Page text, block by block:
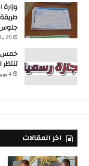
وزارة
جلوس
25 مايو، 2026
خمس
4 يونيو، 2026
اخر المقالات